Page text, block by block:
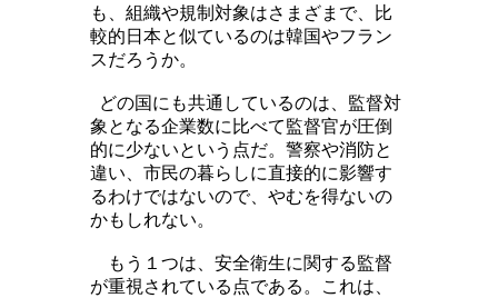
も、組織や規制対象はさまざまで、比
較的日本と似ているのは韓国やフラン
スだろうか。
どの国にも共通しているのは、監督対
象となる企業数に比べて監督官が圧倒
的に少ないという点だ。警察や消防と
違い、市民の暮らしに直接的に影響す
るわけではないので、やむを得ないの
かもしれない。
もう１つは、安全衛生に関する監督
が重視されている点である。これは、